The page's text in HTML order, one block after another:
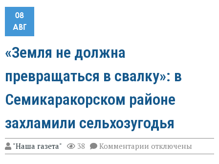
08
АВГ
«Земля не должна
превращаться в свалку»: в
Семикаракорском районе
захламили сельхозугодья
"Наша газета" 38 Комментарии к
записи
отключены